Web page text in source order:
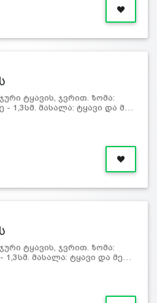
ტყავის, ჯვრით. ზომა:
- 1,3სმ. მასალა: ტყავი და მ…
ტყავის, ჯვრით. ზომა:
1,3სმ. მასალა: ტყავი და მე…